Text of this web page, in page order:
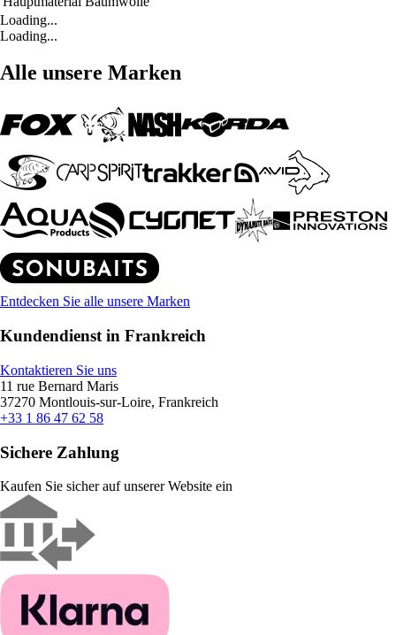
Loading...
Loading...
Alle unsere Marken
Entdecken Sie alle unsere Marken
Kundendienst in Frankreich
Kontaktieren Sie uns
11 rue Bernard Maris
37270 Montlouis-sur-Loire, Frankreich
+33 1 86 47 62 58
Sichere Zahlung
Kaufen Sie sicher auf unserer Website ein